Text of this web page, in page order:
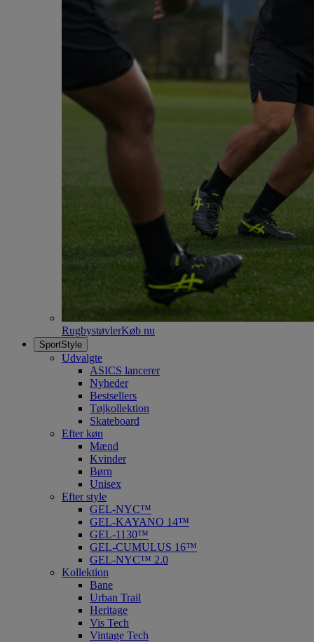
RugbystøvlerKøb nu
SportStyle
Udvalgte
ASICS lancerer
Nyheder
Bestsellers
Tøjkollektion
Skateboard
Efter køn
Mænd
Kvinder
Børn
Unisex
Efter style
GEL-NYC™
GEL-KAYANO 14™
GEL-1130™
GEL-CUMULUS 16™
GEL-NYC™ 2.0
Kollektion
Bane
Urban Trail
Heritage
Vis Tech
Vintage Tech